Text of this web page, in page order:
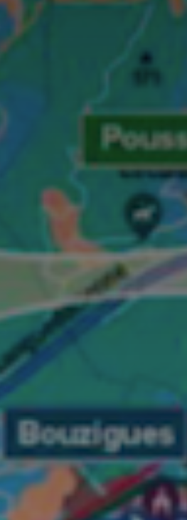
Nom
Prénom
Statut / Organisation
J'accepte lestermes et conditions
Adresse email*
Nom
Prénom
Statut / Organisation